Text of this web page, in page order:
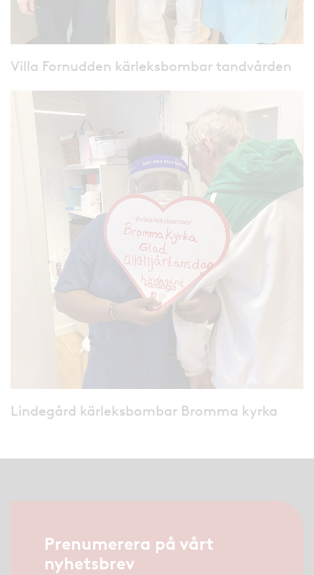
Villa Fornudden kärleksbombar tandvården
Lindegård kärleksbombar Bromma kyrka
Prenumerera på vårt
nyhetsbrev